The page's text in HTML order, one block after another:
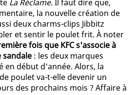
La Réclame. Il faut dire que,
la nouvelle création de
deux charms-clips Jibbitz
et sentir le poulet frit. À noter
fois que KFC s'associe à
sandale : les deux marques
en début d'année. Alors, la
poulet va-t-elle devenir un
des prochains mois ? Affaire à